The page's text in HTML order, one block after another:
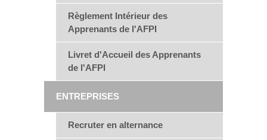
Règlement Intérieur des
Apprenants de l'AFPI
Livret d'Accueil des Apprenants
de l'AFPI
ENTREPRISES
Recruter en alternance